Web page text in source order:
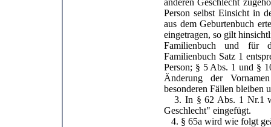
anderen Geschlecht
Person selbst Einsicht in
aus dem Geburtenbuch
eingetragen, so gilt
Familienbuch und für
Familienbuch Satz 1
Person; § 5 Abs. 1 und §
Änderung der
besonderen Fällen bleiben
3. In § 62 Abs. 1 Nr.1
Geschlecht" eingefügt.
4. § 65a wird wie folgt